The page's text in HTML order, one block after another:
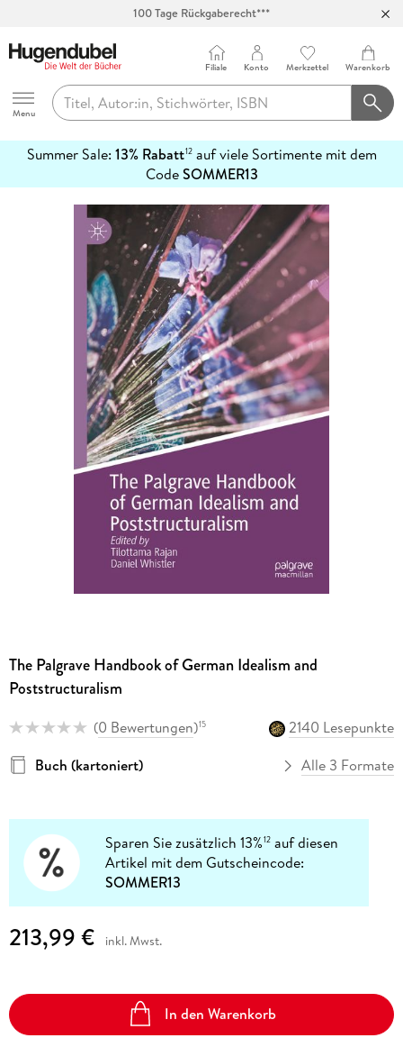
100 Tage Rückgaberecht***
Hugendubel
Menu
Filiale Konto Merkzettel Warenkorb
Summer Sale: 13% Rabatt12auf viele Sortimente mit dem
CodeSOMMER13
erfahren
The Palgrave Handbook of German Idealism and
Poststructuralism
(0 Bewertungen)15
2140 Lesepunkte
Buch (kartoniert)
Alle 3 Formate
Sparen Sie zusätzlich 13%12 auf diesen
Artikel mit dem Gutscheincode:
SOMMER13
213,99 € inkl. Mwst.
In den Warenkorb